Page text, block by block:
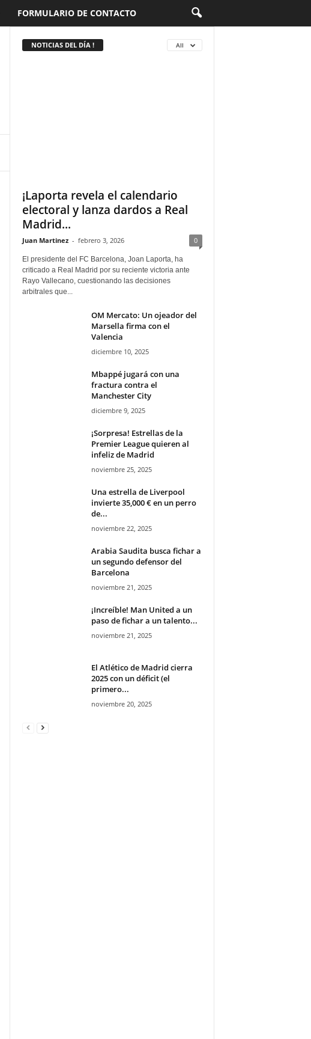
FORMULARIO DE CONTACTO
NOTICIAS DEL DÍA ! All
¡Laporta revela el calendario
electoral y lanza dardos a Real
Madrid...
Juan Martinez - febrero 3, 2026 0
El presidente del FC Barcelona, Joan Laporta, ha
criticado a Real Madrid por su reciente victoria ante
Rayo Vallecano, cuestionando las decisiones
arbitrales que...
OM Mercato: Un ojeador del
Marsella firma con el
Valencia
diciembre 10, 2025
Mbappé jugará con una
fractura contra el
Manchester City
diciembre 9, 2025
¡Sorpresa! Estrellas de la
Premier League quieren al
infeliz de Madrid
noviembre 25, 2025
Una estrella de Liverpool
invierte 35,000 € en un perro
de...
noviembre 22, 2025
Arabia Saudita busca fichar a
un segundo defensor del
Barcelona
noviembre 21, 2025
¡Increíble! Man United a un
paso de fichar a un talento...
noviembre 21, 2025
El Atlético de Madrid cierra
2025 con un déficit (el
primero...
noviembre 20, 2025